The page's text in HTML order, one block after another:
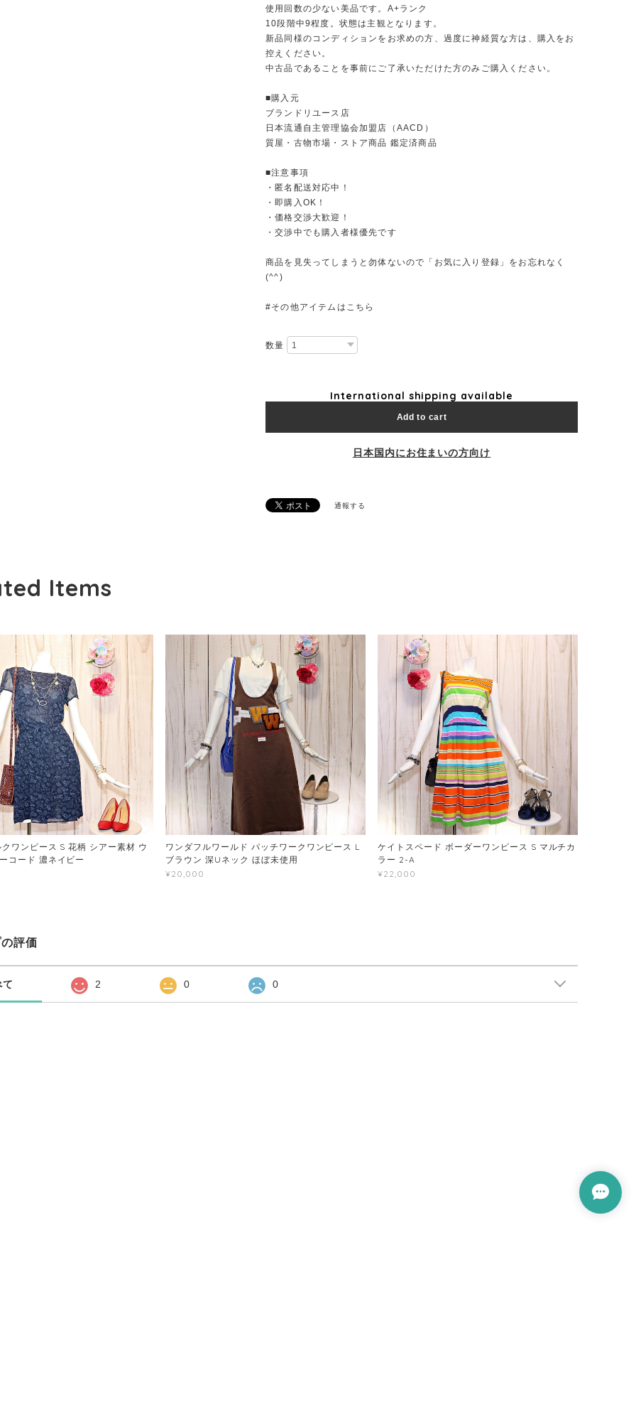
使用回数の少ない美品です。A+ランク
10段階中9程度。状態は主観となります。
新品同様のコンディションをお求めの方、過度に神経質な方は、購入をお
控えください。
中古品であることを事前にご了承いただけた方のみご購入ください。
■購入元
ブランドリユース店
日本流通自主管理協会加盟店（AACD）
質屋・古物市場・ストア商品 鑑定済商品
■注意事項
・匿名配送対応中！
・即購入OK！
・価格交渉大歓迎！
・交渉中でも購入者様優先です
商品を見失ってしまうと勿体ないので「お気に入り登録」をお忘れなく
(^^)
#その他アイテムはこちら
数量
International shipping available
Add to cart
日本国内にお住まいの方向け
通報する
Items
ワンピース S 花柄 シアー素材 ウ
コード 濃ネイビー
ワンダフルワールド パッチワークワンピース L
ブラウン 深Uネック ほぼ未使用
¥20,000
ケイトスペード ボーダーワンピース S マルチカ
ラー 2-A
¥22,000
評価
て 2 0 0